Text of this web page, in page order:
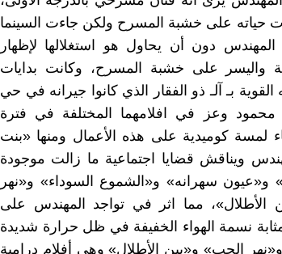
حياته على خشبة المسرح ولكن جاءت السينما
دون أن يحاول هو استغلالها لإظهار
واليسر على خشبة المسرح، وكانت بدايات
القوية بـ آلـ ذو الفقار الذي كانوا جيرانه في حي
محمود وعز في افلامهما المختلفة في فترة
لمسة كوميدية على هذه الأعمال ومنها «بنت
ويناقش قضايا اجتماعية ما زالت موجودة
و«عيون سهرانه» و«الشموع السوداء» و«نهر
الأطلال»، مما اثر في تواجد المهندس على
نسمة الهواء الخفيفة في ظل حرارة شديدة
الحب» و«بين الأطلال» وهي أفلام درامية